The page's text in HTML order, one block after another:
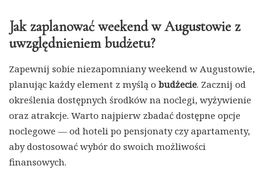
Jak zaplanować weekend w Augustowie z
uwzględnieniem budżetu?
Zapewnij sobie niezapomniany weekend w Augustowie,
planując każdy element z myślą o budżecie. Zacznij od
określenia dostępnych środków na noclegi, wyżywienie
oraz atrakcje. Warto najpierw zbadać dostępne opcje
noclegowe — od hoteli po pensjonaty czy apartamenty,
aby dostosować wybór do swoich możliwości
finansowych.